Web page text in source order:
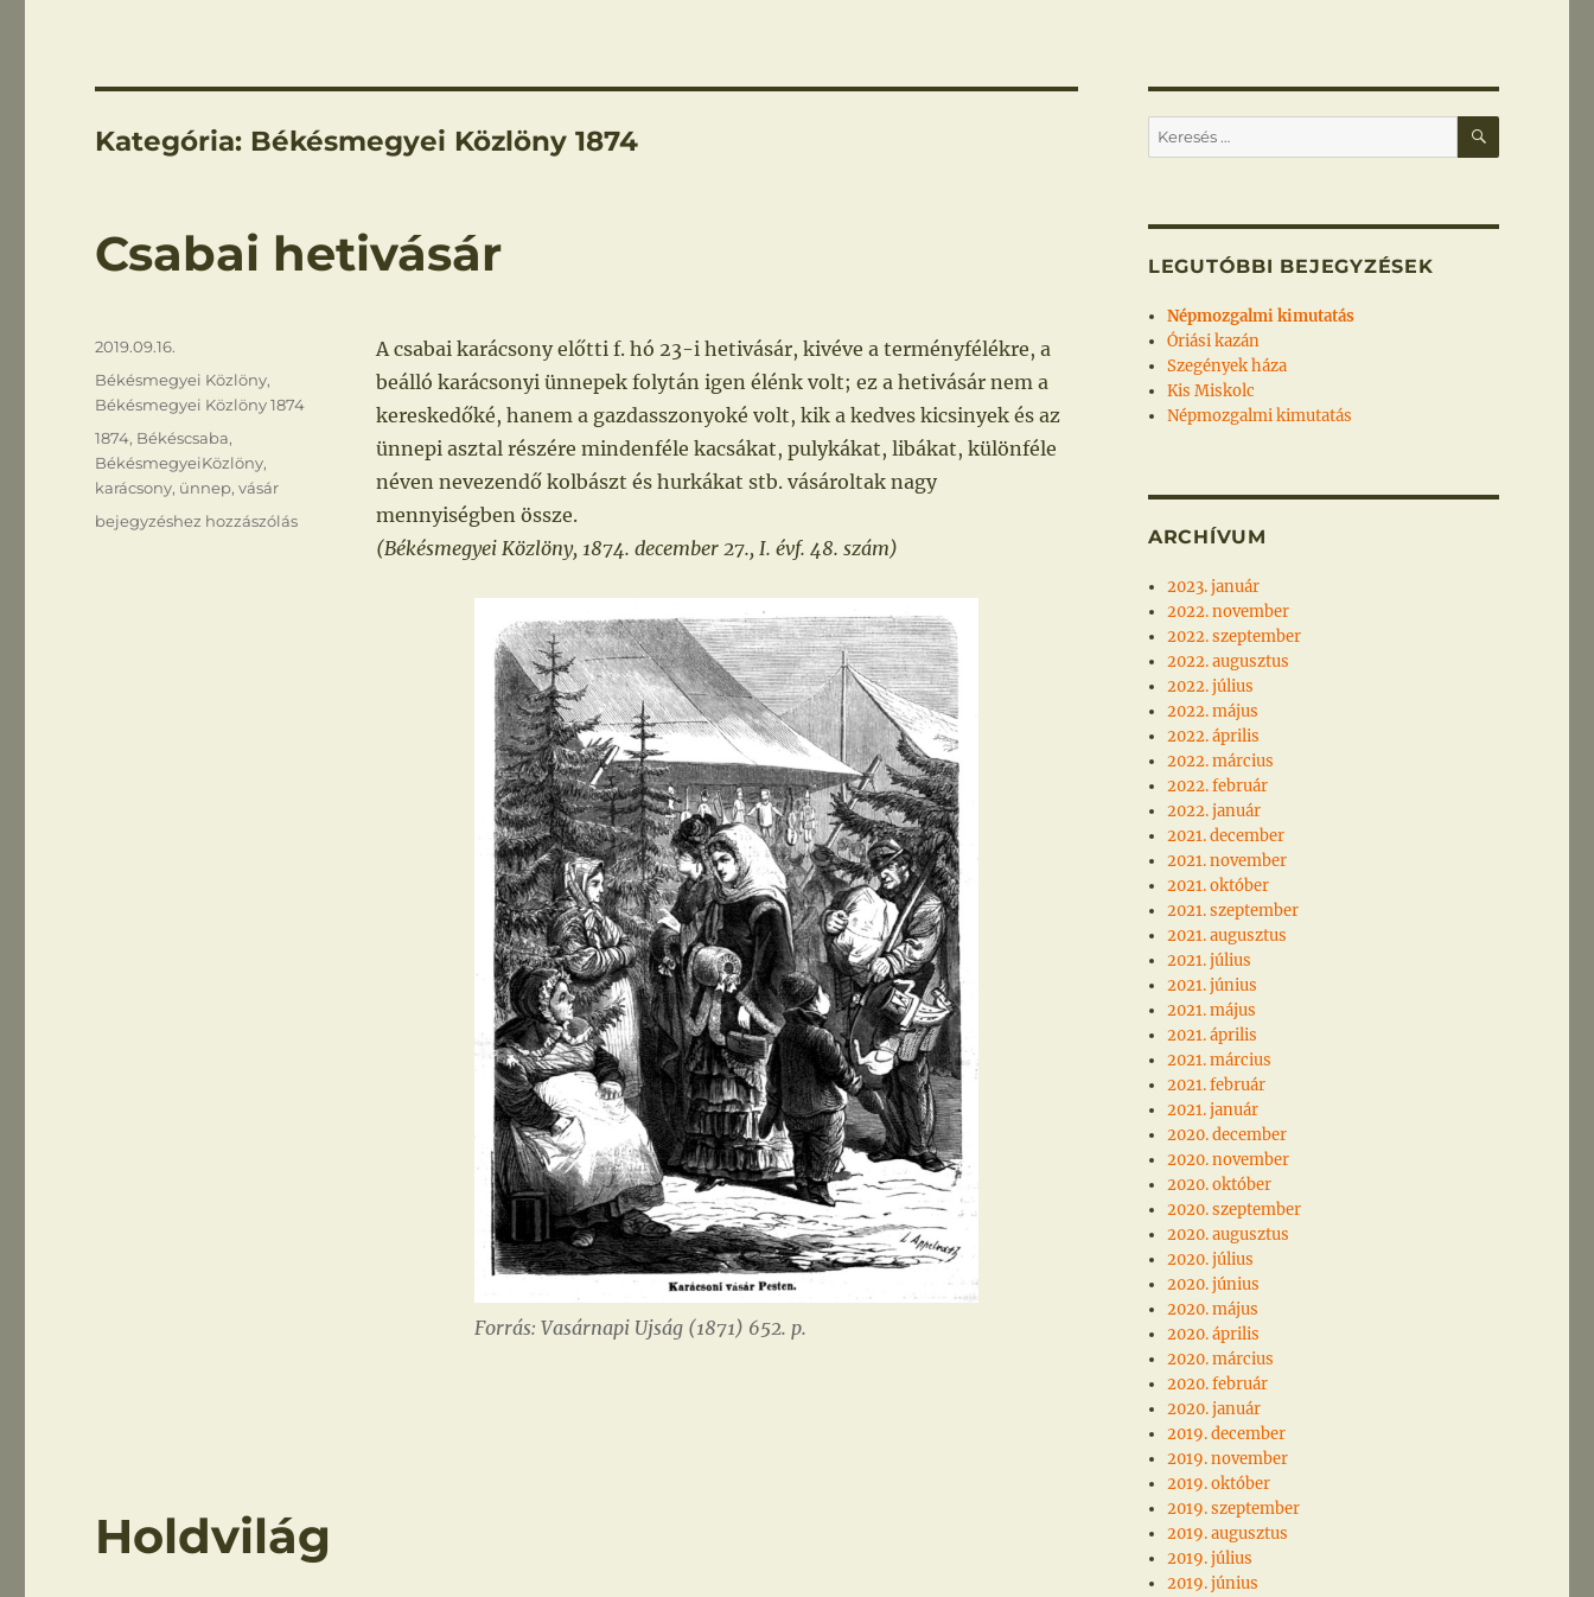
Kategória: Békésmegyei Közlöny 1874
Csabai hetivásár
A csabai karácsony előtti f. hó 23-i hetivásár, kivéve a terményfélékre, a
beálló karácsonyi ünnepek folytán igen élénk volt; ez a hetivásár nem a
kereskedőké, hanem a gazdasszonyoké volt, kik a kedves kicsinyek és az
ünnepi asztal részére mindenféle kacsákat, pulykákat, libákat, különféle
néven nevezendő kolbászt és hurkákat stb. vásároltak nagy
mennyiségben össze.
(Békésmegyei Közlöny, 1874. december 27., I. évf. 48. szám)
Forrás: Vasárnapi Ujság (1871) 652. p.
Közzétéve
2019.09.16.
Kategória
Békésmegyei Közlöny,
Békésmegyei Közlöny 1874
Címke
1874, Békéscsaba,
BékésmegyeiKözlöny,
karácsony, ünnep,vásár
Csabai
bejegyzéshez hozzászólás
Holdvilág
Keresés
a
KERESÉS
LEGUTÓBBI BEJEGYZÉSEK
Népmozgalmi kimutatás
Óriási kazán
Szegények háza
Kis Miskolc
Népmozgalmi kimutatás
ARCHÍVUM
2023. január
2022. november
2022. szeptember
2022. augusztus
2022. július
2022. május
2022. április
2022. március
2022. február
2022. január
2021. december
2021. november
2021. október
2021. szeptember
2021. augusztus
2021. július
2021. június
2021. május
2021. április
2021. március
2021. február
2021. január
2020. december
2020. november
2020. október
2020. szeptember
2020. augusztus
2020. július
2020. június
2020. május
2020. április
2020. március
2020. február
2020. január
2019. december
2019. november
2019. október
2019. szeptember
2019. augusztus
2019. július
2019. június